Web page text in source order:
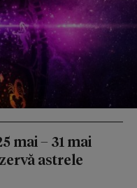
mai – 31 mai
astrele